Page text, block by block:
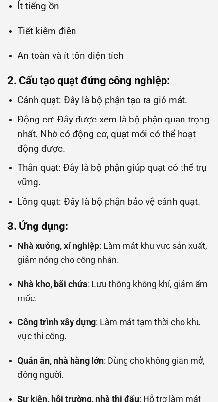
Ít tiếng ồn
Tiết kiệm điện
An toàn và ít tốn diện tích
2. Cấu tạo quạt đứng công nghiệp:
Cánh quạt: Đây là bộ phận tạo ra gió mát.
Động cơ: Đây được xem là bộ phận quan trọng
nhất. Nhờ có động cơ, quạt mới có thể hoạt
động được.
Thân quạt: Đây là bộ phận giúp quạt có thể trụ
vững.
Lồng quạt: Đây là bộ phận bảo vệ cánh quạt.
3. Ứng dụng:
Nhà xưởng, xí nghiệp: Làm mát khu vực sản xuất,
giảm nóng cho công nhân.
Nhà kho, bãi chứa: Lưu thông không khí, giảm ẩm
mốc.
Công trình xây dựng: Làm mát tạm thời cho khu
vực thi công.
Quán ăn, nhà hàng lớn: Dùng cho không gian mở,
đông người.
Sự kiện, hội trường, nhà thi đấu: Hỗ trợ làm mát